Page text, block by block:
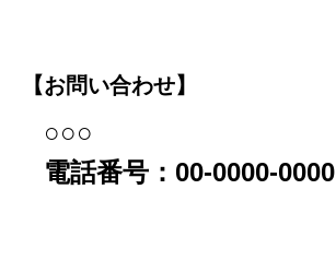
【お問い合わせ】
○○○
電話番号：00-0000-0000